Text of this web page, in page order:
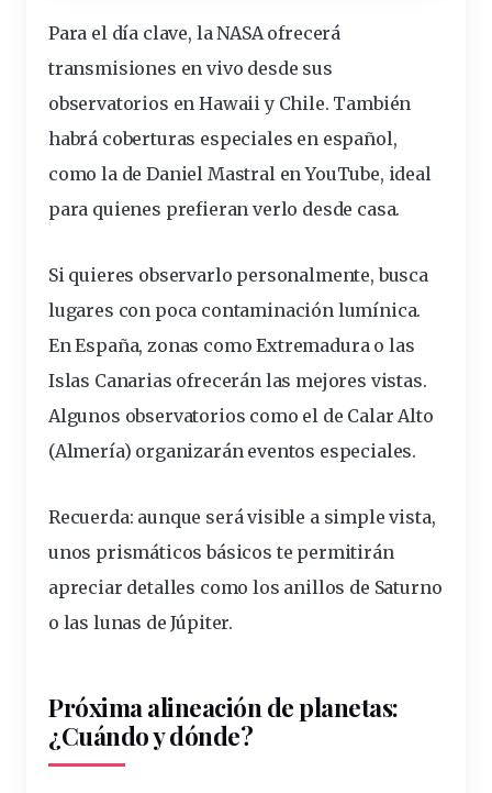
Para el día clave, la NASA ofrecerá
transmisiones en vivo desde sus
observatorios en Hawaii y Chile. También
habrá coberturas especiales en español,
como la de Daniel Mastral en YouTube, ideal
para quienes prefieran verlo desde casa.
Si quieres observarlo personalmente, busca
lugares con poca contaminación lumínica.
En España, zonas como Extremadura o las
Islas Canarias ofrecerán las mejores vistas.
Algunos observatorios como el de Calar Alto
(Almería) organizarán eventos especiales.
Recuerda: aunque será visible a simple vista,
unos prismáticos básicos te permitirán
apreciar detalles como los anillos de Saturno
o las lunas de Júpiter.
Próxima alineación de planetas:
¿Cuándo y dónde?